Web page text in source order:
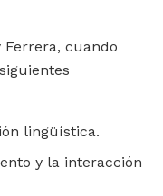
cuando
lingüística.
y la interacción